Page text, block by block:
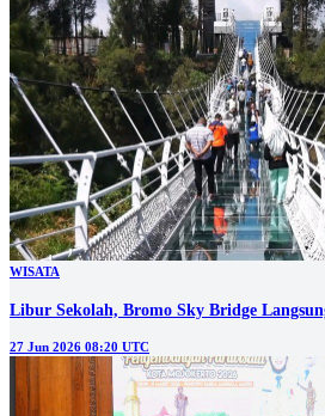
WISATA
Libur Sekolah, Bromo Sky Bridge
27 Jun 2026 08:20 UTC